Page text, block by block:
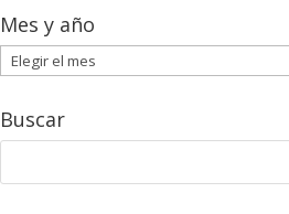
Mes y año
Mes
y
año
Buscar